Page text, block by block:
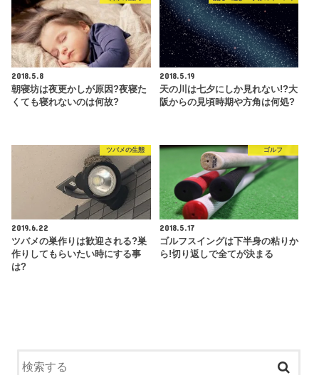
2018.5.8
朝寝坊は夜更かしが原因?夜寝た
くても寝れないのは何故?
2018.5.19
天の川は七夕にしか見れない!?大
阪からの見頃時期や方角は何処?
ツバメの生態
2019.6.22
ツバメの巣作りは歓迎される?巣
作りしてもらいたい時にする事
は?
ゴルフ
2018.5.17
ゴルフスイングは下半身の粘りか
ら!切り返しで全てが決まる